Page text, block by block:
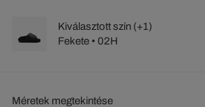
Kiválasztott szín (+1)
Fekete • 02H
Méretek megtekintése